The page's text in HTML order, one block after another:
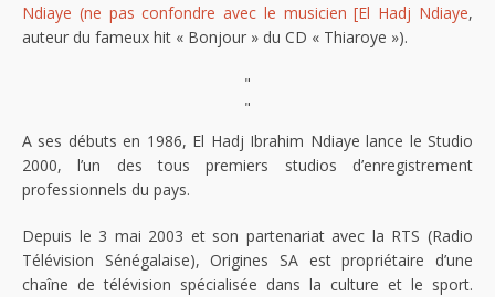
Ndiaye (ne pas confondre avec le musicien [El Hadj Ndiaye,
auteur du fameux hit « Bonjour » du CD « Thiaroye »).
"
"
A ses débuts en 1986, El Hadj Ibrahim Ndiaye lance le Studio
2000, l’un des tous premiers studios d’enregistrement
professionnels du pays.
Depuis le 3 mai 2003 et son partenariat avec la RTS (Radio
Télévision Sénégalaise), Origines SA est propriétaire d’une
chaîne de télévision spécialisée dans la culture et le sport.